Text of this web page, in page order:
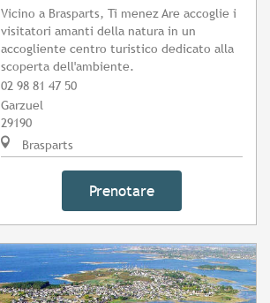
Vicino a Brasparts, Ti menez Are accoglie i
visitatori amanti della natura in un
accogliente centro turistico dedicato alla
scoperta dell'ambiente.
02 98 81 47 50
Garzuel
29190
Brasparts
Prenotare